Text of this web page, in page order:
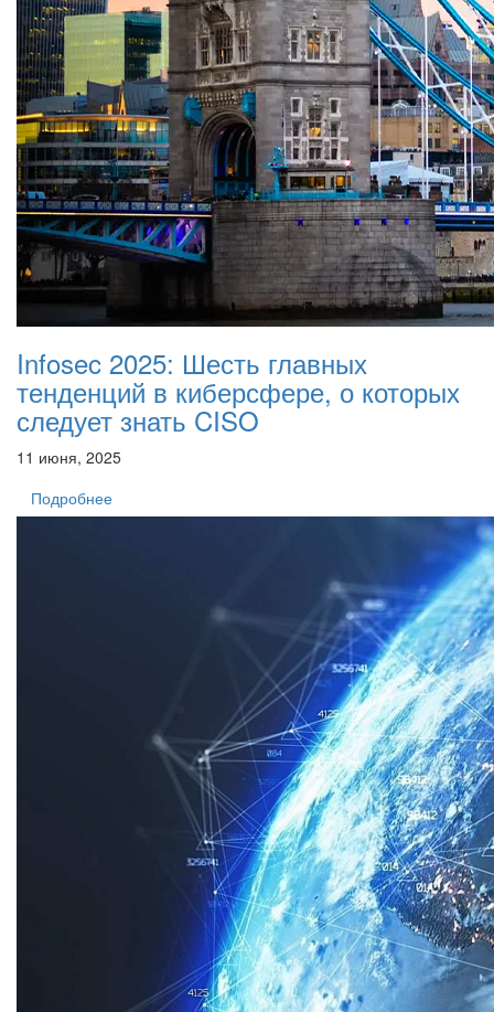
Infosec 2025: Шесть главных
тенденций в киберсфере, о которых
следует знать CISO
11 июня, 2025
Подробнее